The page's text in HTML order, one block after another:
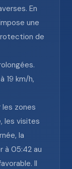
En
une
de
19 km/h,
zones
les visites
la
à 05:42 au
Il